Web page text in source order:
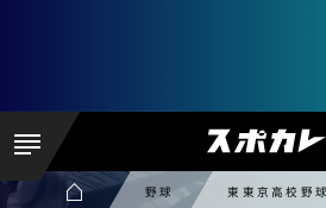
野球 東東京高校野球